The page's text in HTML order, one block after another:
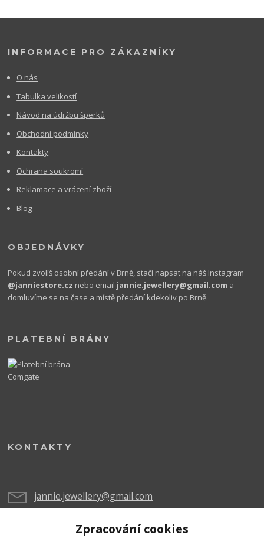
INFORMACE PRO ZÁKAZNÍKY
O nás
Tabulka velikostí
Návod na údržbu šperků
Obchodní podmínky
Kontakty
Ochrana soukromí
Reklamace a vrácení zboží
Blog
OBJEDNÁVKY
Pokud zvolíš osobní předání v Brně, stačí napsat na náš Instagram
@janniestore.cz nebo email jannie.jewellery@gmail.com a
domluvíme se na čase a místě předání kdekoliv po Brně.
PLATEBNÍ BRÁNY
KONTAKTY
jannie.jewellery@gmail.com
Zpracování cookies